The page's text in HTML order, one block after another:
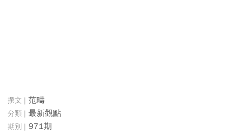
范疇
最新觀點
971期